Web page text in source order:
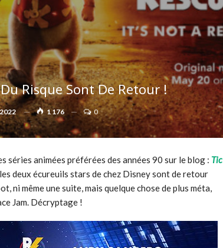
Risque Sont De Retour !
1 176 0
séries animées préférées des années 90 sur le blog : Tic
deux écureuils stars de chez Disney sont de retour
ni même une suite, mais quelque chose de plus méta,
Jam. Décryptage !